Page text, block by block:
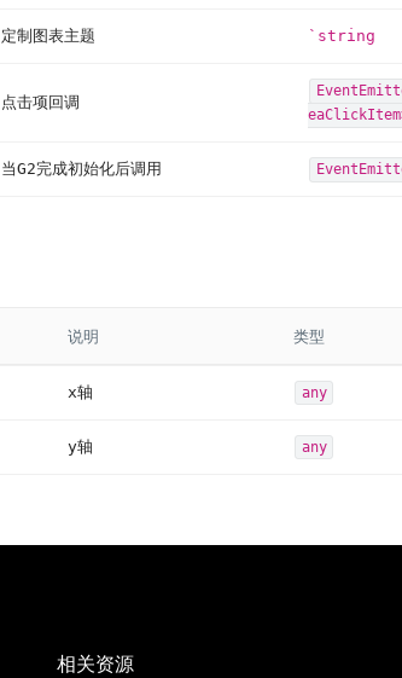
定制图表主题 `string
点击项回调
当G2完成初始化后调用
说明 类型
x轴 any
y轴 any
相关资源